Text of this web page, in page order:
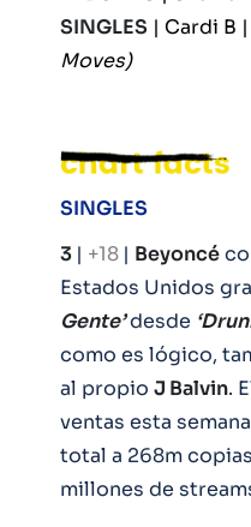
SINGLES | Cardi B |
Moves)
SINGLES
3 | +18 | Beyoncé
Estados Unidos
Gente’desde
como es lógico,
al propio J Balvin.
ventas esta
total a 268m
millones de